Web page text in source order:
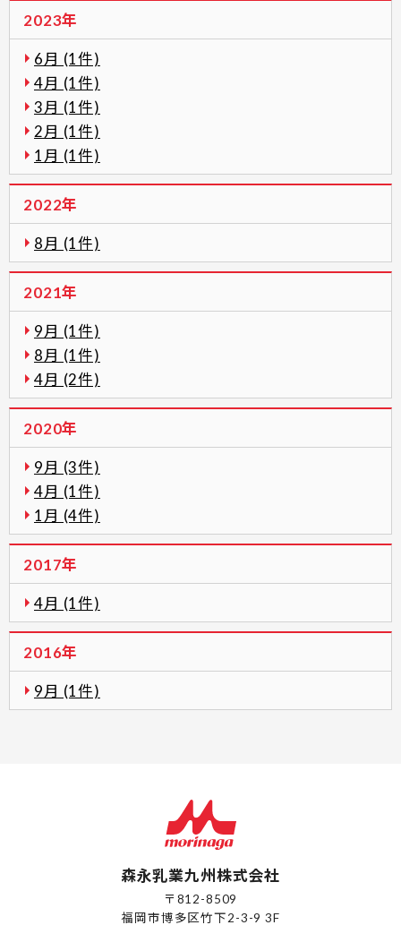
2023年
6月 (1件)
4月 (1件)
3月 (1件)
2月 (1件)
1月 (1件)
2022年
8月 (1件)
2021年
9月 (1件)
8月 (1件)
4月 (2件)
2020年
9月 (3件)
4月 (1件)
1月 (4件)
2017年
4月 (1件)
2016年
9月 (1件)
森永乳業九州株式会社
〒812-8509
福岡市博多区竹下2-3-9 3F